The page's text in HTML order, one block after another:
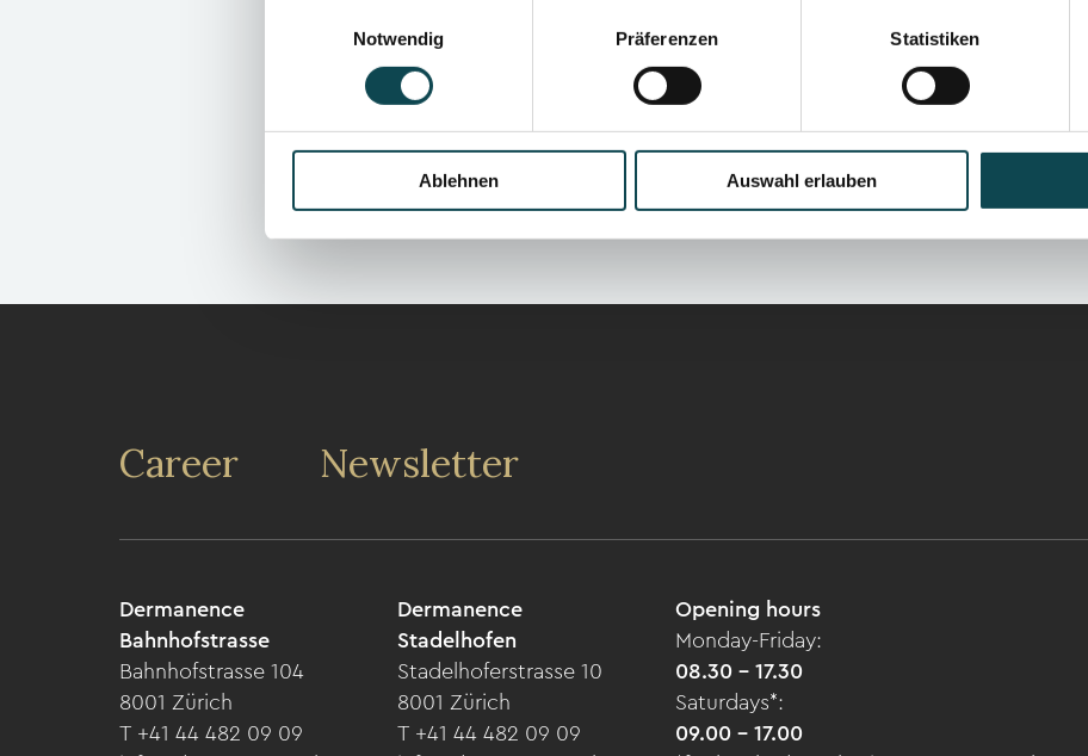
Notwendig
Präferenzen Statistiken
Ablehnen Auswahl erlauben
Career Newsletter
Dermanence
Bahnhofstrasse
Bahnhofstrasse 104
8001 Zürich
T +41 44 482 09 09
Dermanence
Stadelhofen
Stadelhoferstrasse 10
8001 Zürich
T +41 44 482 09 09
Opening hours
Monday-Friday:
08.30 - 17.30
Saturdays*:
09.00 - 17.00